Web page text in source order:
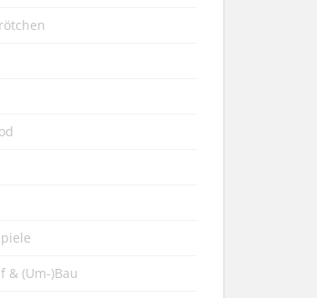
& (Um-)Bau